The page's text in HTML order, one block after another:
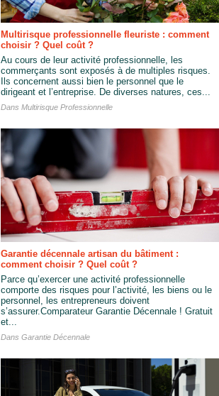
Multirisque professionnelle fleuriste : comment
choisir ? Quel coût ?
Au cours de leur activité professionnelle, les
commerçants sont exposés à de multiples risques.
Ils concernent aussi bien le personnel que le
dirigeant et l’entreprise. De diverses natures, ces...
Dans Multirisque Professionnelle
Garantie décennale artisan du bâtiment :
comment choisir ? Quel coût ?
Parce qu’exercer une activité professionnelle
comporte des risques pour l’activité, les biens ou le
personnel, les entrepreneurs doivent
s’assurer.Comparateur Garantie Décennale ! Gratuit
et...
Dans Garantie Décennale